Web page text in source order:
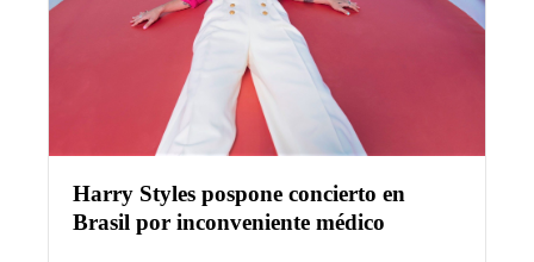
Harry Styles pospone concierto en
Brasil por inconveniente médico